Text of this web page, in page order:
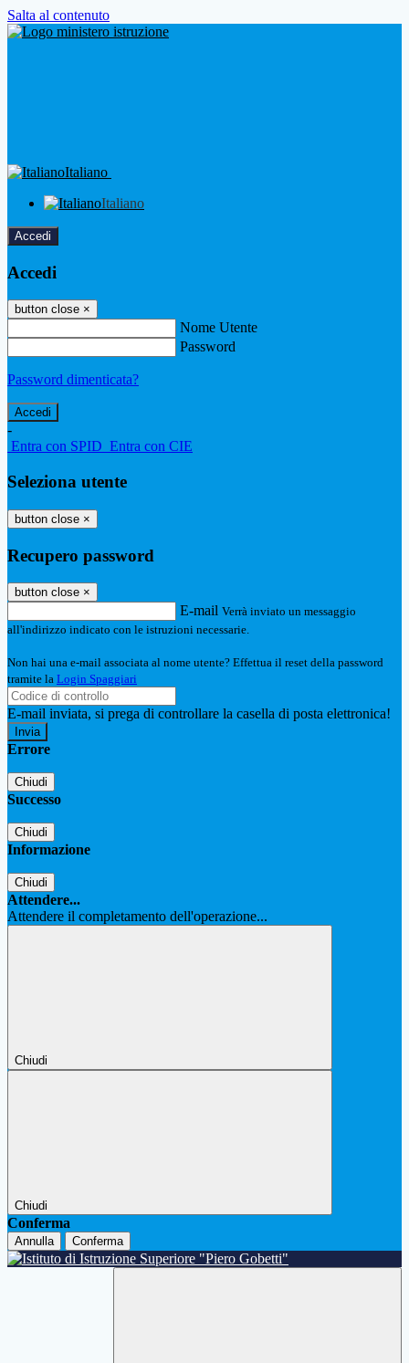
Salta al contenuto
Italiano
Italiano
Accedi
Accedi
button close ×
Nome Utente
Password
Password dimenticata?
-
Entra con SPID Entra con CIE
Seleziona utente
button close ×
Recupero password
button close ×
E-mail Verrà inviato un messaggio
all'indirizzo indicato con le istruzioni necessarie.
Non hai una e-mail associata al nome utente? Effettua il reset della password
tramite la Login Spaggiari
E-mail inviata, si prega di controllare la casella di posta elettronica!
Errore
Chiudi
Successo
Chiudi
Informazione
Chiudi
Attendere...
Attendere il completamento dell'operazione...
Chiudi
Chiudi
Conferma
Annulla Conferma